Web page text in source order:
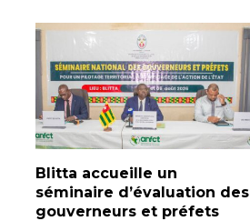
Blitta accueille un
séminaire d’évaluation des
gouverneurs et préfets